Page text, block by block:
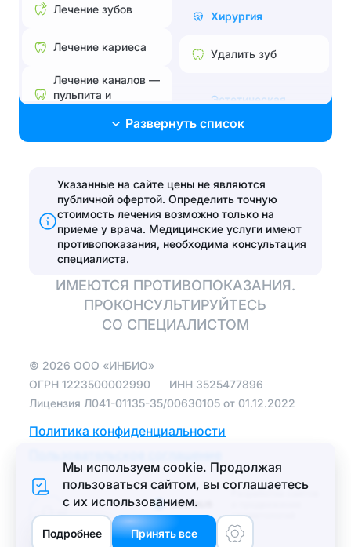
Лечение зубов
Лечение кариеса
Лечение каналов —
пульпита и
Лечение
пародонтита
Эстетические
реставрации
Отбелить зубы
Протезирование
имплантация зубов
на 4 имплантах
Зуботехническая
лаборатория
зубов
Протезирование
бюгельными
протезами на
телескопических
Хирургия
Удалить зуб
Эстетическая
Поставить брекеты,
Эстетические
реставрации
Установить виниры
Развернуть список
Указанные на сайте цены не являются
публичной офертой. Определить точную
стоимость лечения возможно только на
приеме у врача. Медицинские услуги имеют
противопоказания, необходима консультация
специалиста.
ИМЕЮТСЯ ПРОТИВОПОКАЗАНИЯ.
ПРОКОНСУЛЬТИРУЙТЕСЬ
СО СПЕЦИАЛИСТОМ
© 2026 ООО «ИНБИО»
ОГРН1223500002990 ИНН 3525477896
Лицензия Л041-01135-35/00630105 от 01.12.2022
Политика конфиденциальности
Разработка сайтов
стоматологий
Мы используем cookie. Продолжая
пользоваться сайтом, вы соглашаетеcь
с их использованием.
Подробнее Принять все